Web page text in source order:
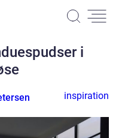
i
inspiration